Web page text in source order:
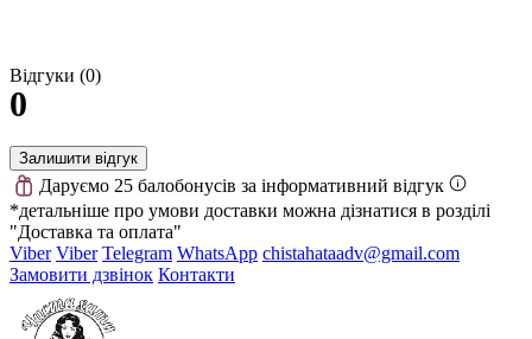
Відгуки (0)
0
Залишити відгук
Даруємо 25 балобонусів за інформативний відгук
*детальніше про умови доставки можна дізнатися в розділі
"Доставка та оплата"
Viber Viber Telegram WhatsApp chistahataadv@gmail.com
Замовити дзвінок Контакти